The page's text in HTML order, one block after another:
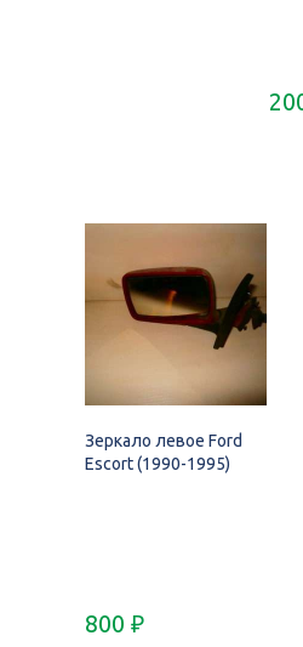
Зеркало левое Ford
Escort (1990-1995)
800 ₽